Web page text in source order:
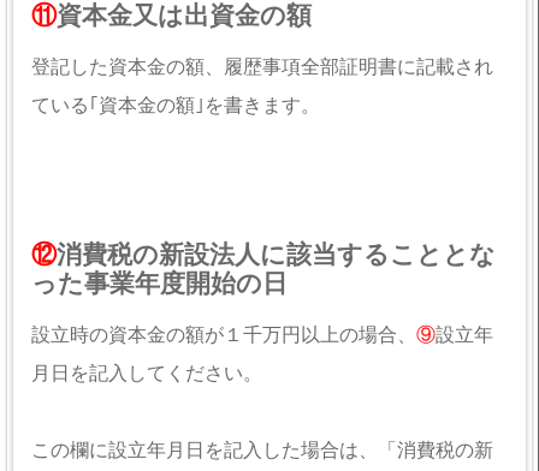
⑪資本金又は出資金の額
登記した資本金の額、履歴事項全部証明書に記載され
ている｢資本金の額｣を書きます。
⑫消費税の新設法人に該当することとな
った事業年度開始の日
設立時の資本金の額が１千万円以上の場合、 ⑨設立年
月日を記入してください。
この欄に設立年月日を記入した場合は、「消費税の新